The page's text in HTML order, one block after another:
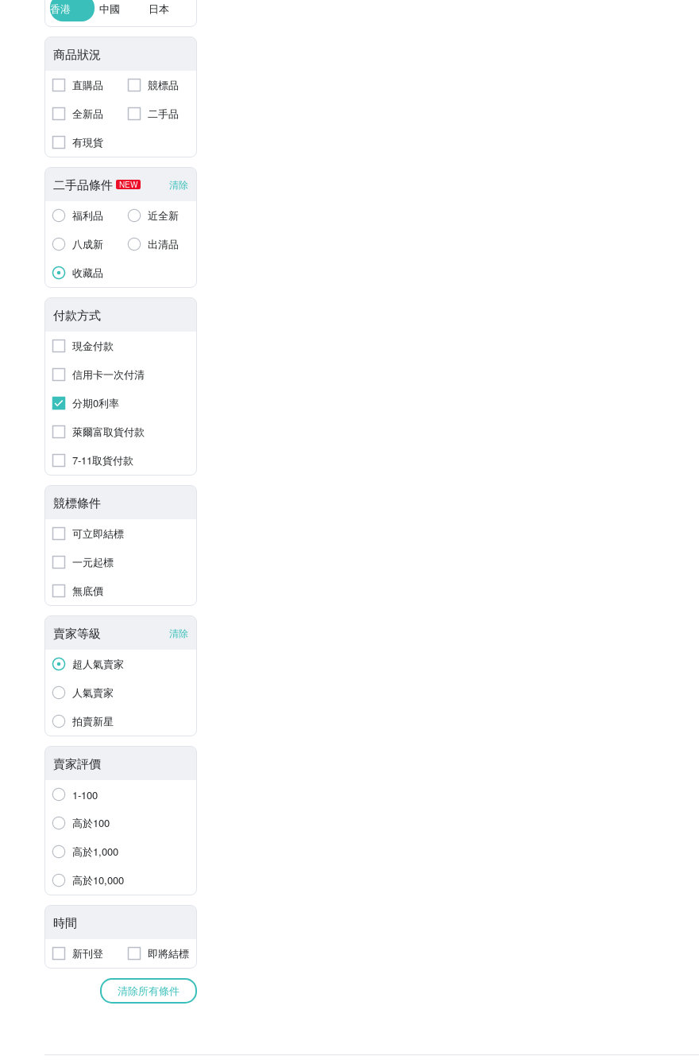
香港 中國 日本
商品狀況
直購品
競標品
全新品
二手品
有現貨
二手品條件 NEW 清除
福利品
近全新
八成新
出清品
收藏品
付款方式
現金付款
信用卡一次付清
分期0利率
萊爾富取貨付款
7-11取貨付款
競標條件
可立即結標
一元起標
無底價
賣家等級 清除
超人氣賣家
人氣賣家
拍賣新星
賣家評價
1-100
高於100
高於1,000
高於10,000
時間
新刊登 即將結標
清除所有條件